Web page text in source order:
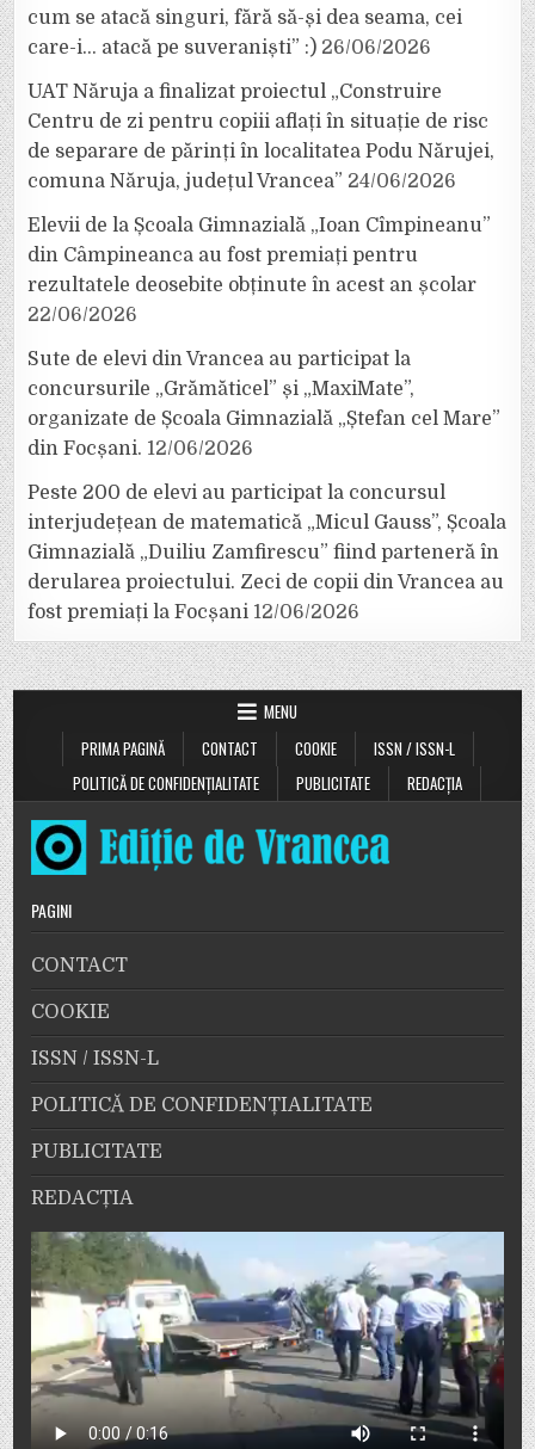
cum se atacă singuri, fără să-și dea seama, cei
care-i… atacă pe suveraniști” :) 26/06/2026
UAT Năruja a finalizat proiectul „Construire
Centru de zi pentru copiii aflați în situație de risc
de separare de părinți în localitatea Podu Nărujei,
comuna Năruja, județul Vrancea” 24/06/2026
Elevii de la Școala Gimnazială „Ioan Cîmpineanu”
din Câmpineanca au fost premiați pentru
rezultatele deosebite obținute în acest an școlar
22/06/2026
Sute de elevi din Vrancea au participat la
concursurile „Grămăticel” și „MaxiMate”,
organizate de Școala Gimnazială „Ștefan cel Mare”
din Focșani. 12/06/2026
Peste 200 de elevi au participat la concursul
interjudețean de matematică „Micul Gauss”, Școala
Gimnazială „Duiliu Zamfirescu” fiind parteneră în
derularea proiectului. Zeci de copii din Vrancea au
fost premiați la Focșani 12/06/2026
MENU
PRIMA PAGINĂ
CONTACT COOKIE
ISSN / ISSN-L
POLITICĂ DE CONFIDENȚIALITATE
PUBLICITATE REDACȚIA
PAGINI
CONTACT
COOKIE
ISSN / ISSN-L
POLITICĂ DE CONFIDENȚIALITATE
PUBLICITATE
REDACȚIA